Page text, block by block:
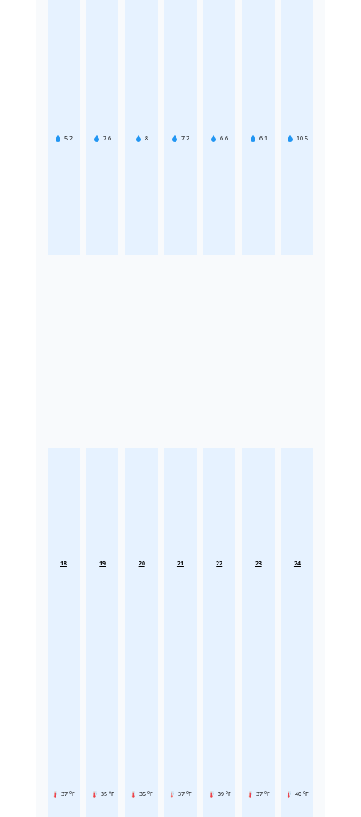
5.2 7.6 8 7.2 6.6 6.1 10.5
18
37 °F
19
35 °F
20
35 °F
21
37 °F
22
39 °F
23
37 °F
24
40 °F